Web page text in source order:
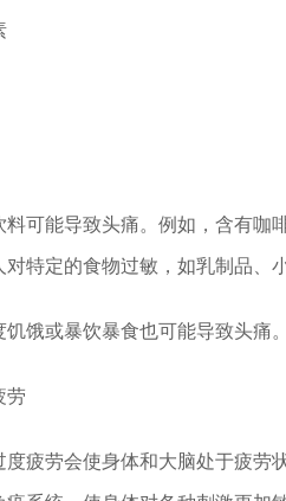
料可能导致头痛。例如，含有咖
特定的食物过敏，如乳制品、
饿或暴饮暴食也可能导致头痛
劳
度疲劳会使身体和大脑处于疲劳